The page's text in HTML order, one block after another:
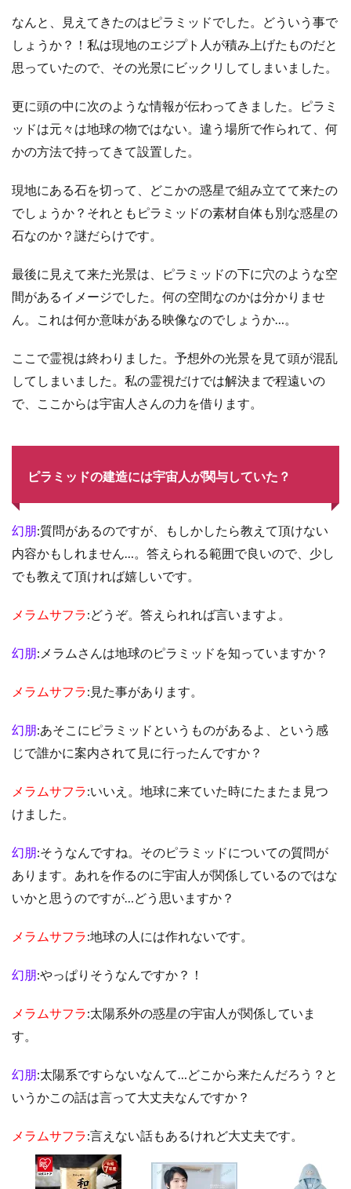
なんと、見えてきたのはピラミッドでした。どういう事で
しょうか？！私は現地のエジプト人が積み上げたものだと
思っていたので、その光景にビックリしてしまいました。
更に頭の中に次のような情報が伝わってきました。ピラミ
ッドは元々は地球の物ではない。違う場所で作られて、何
かの方法で持ってきて設置した。
現地にある石を切って、どこかの惑星で組み立てて来たの
でしょうか？それともピラミッドの素材自体も別な惑星の
石なのか？謎だらけです。
最後に見えて来た光景は、ピラミッドの下に穴のような空
間があるイメージでした。何の空間なのかは分かりませ
ん。これは何か意味がある映像なのでしょうか…。
ここで霊視は終わりました。予想外の光景を見て頭が混乱
してしまいました。私の霊視だけでは解決まで程遠いの
で、ここからは宇宙人さんの力を借ります。
ピラミッドの建造には宇宙人が関与していた？
幻朋:質問があるのですが、もしかしたら教えて頂けない
内容かもしれません…。答えられる範囲で良いので、少し
でも教えて頂ければ嬉しいです。
メラムサフラ:どうぞ。答えられれば言いますよ。
幻朋:メラムさんは地球のピラミッドを知っていますか？
メラムサフラ:見た事があります。
幻朋:あそこにピラミッドというものがあるよ、という感
じで誰かに案内されて見に行ったんですか？
メラムサフラ:いいえ。地球に来ていた時にたまたま見つ
けました。
幻朋:そうなんですね。そのピラミッドについての質問が
あります。あれを作るのに宇宙人が関係しているのではな
いかと思うのですが…どう思いますか？
メラムサフラ:地球の人には作れないです。
幻朋:やっぱりそうなんですか？！
メラムサフラ:太陽系外の惑星の宇宙人が関係していま
す。
幻朋:太陽系ですらないなんて…どこから来たんだろう？と
いうかこの話は言って大丈夫なんですか？
メラムサフラ:言えない話もあるけれど大丈夫です。